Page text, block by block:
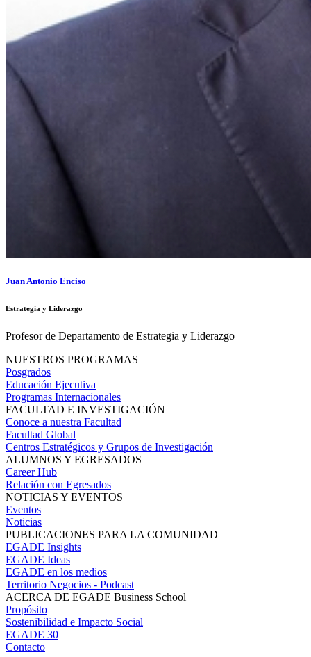
Juan Antonio Enciso
Estrategia y Liderazgo
Profesor de Departamento de Estrategia y Liderazgo
NUESTROS PROGRAMAS
Posgrados
Educación Ejecutiva
Programas Internacionales
FACULTAD E INVESTIGACIÓN
Conoce a nuestra Facultad
Facultad Global
Centros Estratégicos y Grupos de Investigación
ALUMNOS Y EGRESADOS
Career Hub
Relación con Egresados
NOTICIAS Y EVENTOS
Eventos
Noticias
PUBLICACIONES PARA LA COMUNIDAD
EGADE Insights
EGADE Ideas
EGADE en los medios
Territorio Negocios - Podcast
ACERCA DE EGADE Business School
Propósito
Sostenibilidad e Impacto Social
EGADE 30
Contacto